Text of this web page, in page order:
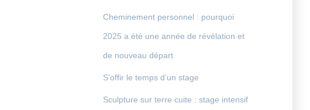
Cheminement personnel : pourquoi
2025 a été une année de révélation et
de nouveau départ
S’offir le temps d’un stage
Sculpture sur terre cuite : stage intensif